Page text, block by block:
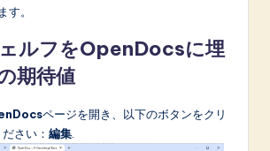
す。
ルフをOpenDocsに埋
期待値
ページを開き、以下のボタンをクリ
さい： 編集